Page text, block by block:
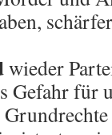
wieder
für